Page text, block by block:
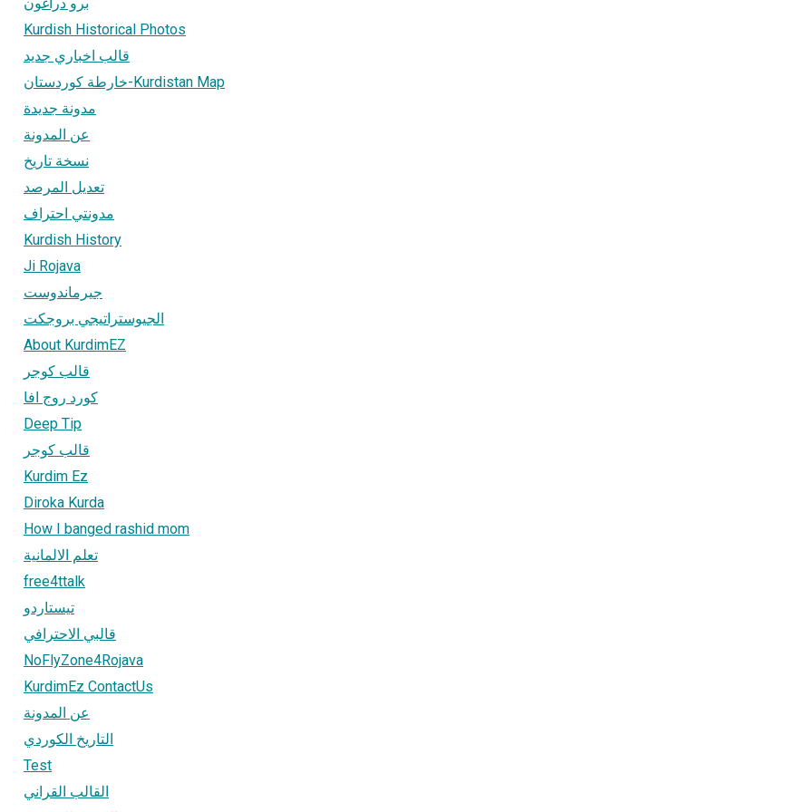
Kurdish Historical Photos
قالب اخباري جديد
خارطة كوردستان-Kurdistan Map
مدونة جديدة
عن المدونة
نسخة تاريخ
تعديل المرصد
مدونتي احتراف
Kurdish History
Ji Rojava
جيرماندوست
الجيوستراتيجي بروجكت
About KurdimEZ
قالب كوجر
كورد روج افا
Deep Tip
قالب كوجر
Kurdim Ez
Diroka Kurda
How I banged rashid mom
تعلم الالمانية
free4ttalk
تيستاردو
قالبي الاحترافي
NoFlyZone4Rojava
KurdimEz ContactUs
عن المدونة
التاريخ الكوردي
Test
القالب القراني